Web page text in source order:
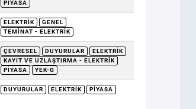
PIYASA
ELEKTRIK
GENEL
TEMINAT - ELEKTRIK
ÇEVRESEL DUYURULAR
ELEKTRIK
KAYIT VE UZLAŞTIRMA - ELEKTRIK
PIYASA
YEK-G
DUYURULAR ELEKTRIK PIYASA